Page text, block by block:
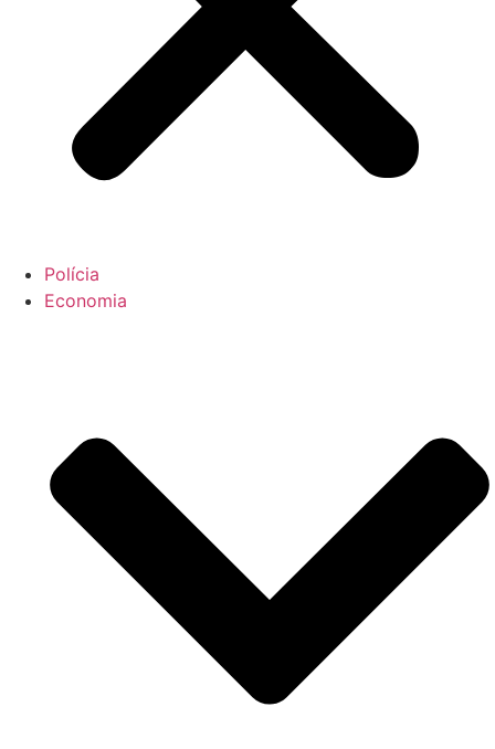
Polícia
Economia